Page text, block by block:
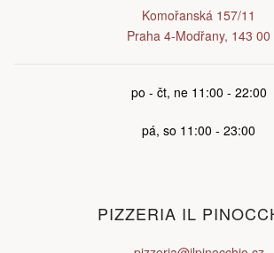
Komořanská 157/11
Praha 4-Modřany, 143 00
po - čt, ne 11:00 - 22:00
pá, so 11:00 - 23:00
PIZZERIA IL